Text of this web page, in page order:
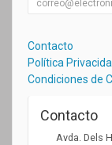
Contacto
Política
Condiciones de
Contacto
Avda. Dels